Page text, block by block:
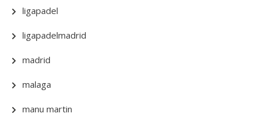
ligapadel
ligapadelmadrid
madrid
malaga
manu martin